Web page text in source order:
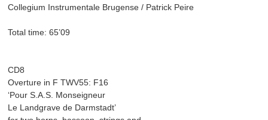
Collegium Instrumentale Brugense / Patrick Peire
Total time: 65’09
CD8
Overture in F TWV55: F16
‘Pour S.A.S. Monseigneur
Le Landgrave de Darmstadt’